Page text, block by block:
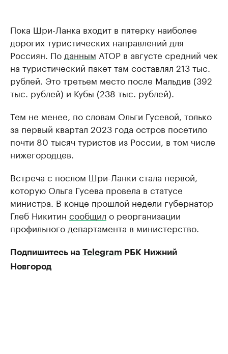
Пока Шри-Ланка входит в пятерку наиболее
дорогих туристических направлений для
Россиян. По данным АТОР в августе средний чек
на туристический пакет там составлял 213 тыс.
рублей. Это третьем место после Мальдив (392
тыс. рублей) и Кубы (238 тыс. рублей).
Тем не менее, по словам Ольги Гусевой, только
за первый квартал 2023 года остров посетило
почти 80 тысяч туристов из России, в том числе
нижегородцев.
Встреча с послом Шри-Ланки стала первой,
которую Ольга Гусева провела в статусе
министра. В конце прошлой недели губернатор
Глеб Никитин сообщил о реорганизации
профильного департамента в министерство.
Подпишитесь на Telegram РБК Нижний
Новгород